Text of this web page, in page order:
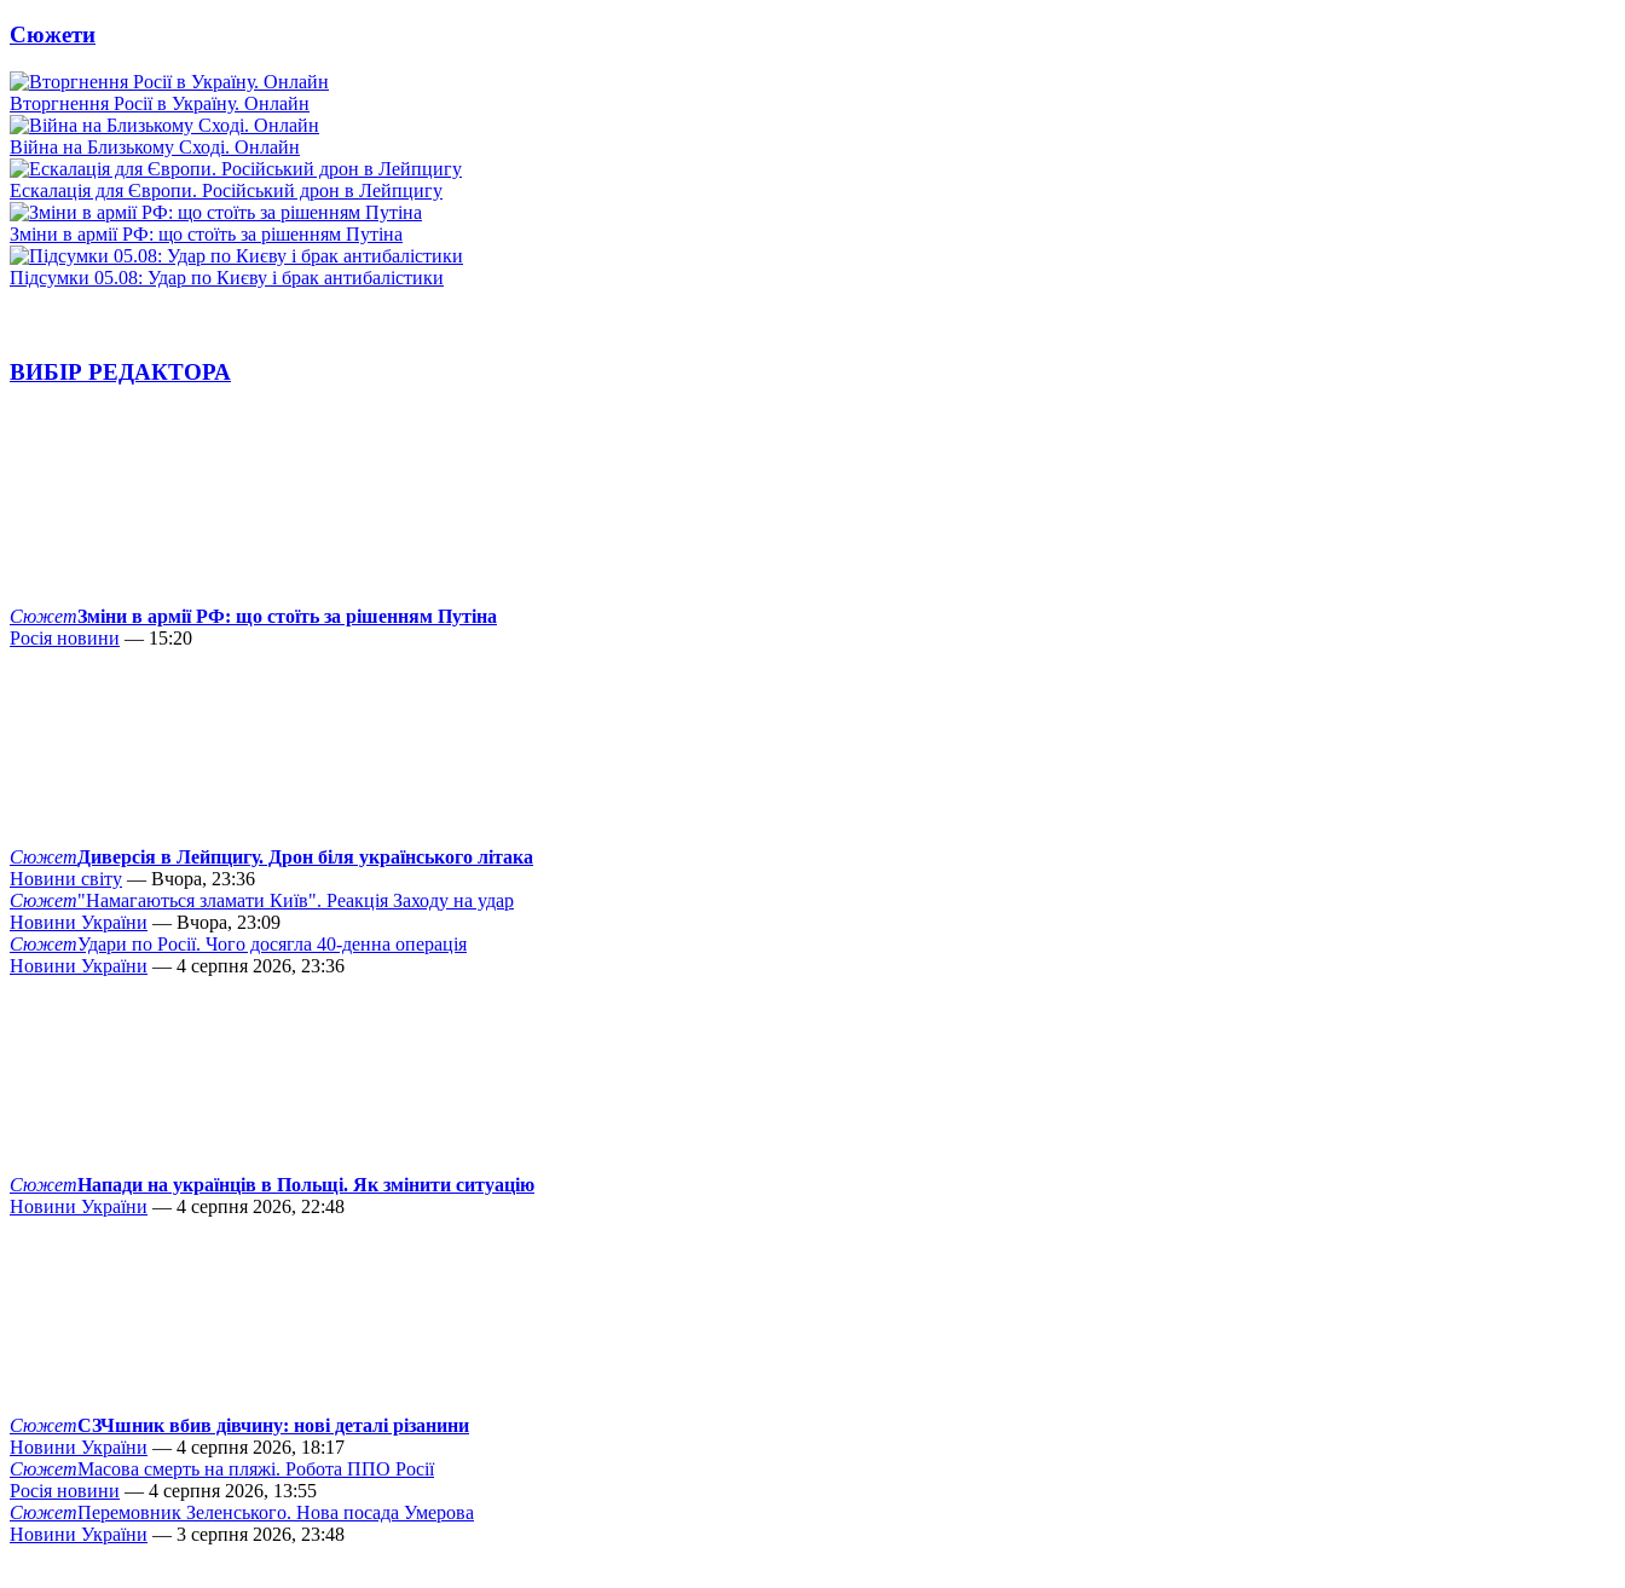
Сюжети
Вторгнення Росії в Україну. Онлайн
Війна на Близькому Сході. Онлайн
Ескалація для Європи. Російський дрон в Лейпцигу
Зміни в армії РФ: що стоїть за рішенням Путіна
Підсумки 05.08: Удар по Києву і брак антибалістики
ВИБІР РЕДАКТОРА
СюжетЗміни в армії РФ: що стоїть за рішенням Путіна
Росія новини — 15:20
СюжетДиверсія в Лейпцигу. Дрон біля українського літака
Новини світу — Вчора, 23:36
Сюжет"Намагаються зламати Київ". Реакція Заходу на удар
Новини України — Вчора, 23:09
СюжетУдари по Росії. Чого досягла 40-денна операція
Новини України — 4 серпня 2026, 23:36
СюжетНапади на українців в Польщі. Як змінити ситуацію
Новини України — 4 серпня 2026, 22:48
СюжетСЗЧшник вбив дівчину: нові деталі різанини
Новини України — 4 серпня 2026, 18:17
СюжетМасова смерть на пляжі. Робота ППО Росії
Росія новини — 4 серпня 2026, 13:55
СюжетПеремовник Зеленського. Нова посада Умерова
Новини України — 3 серпня 2026, 23:48